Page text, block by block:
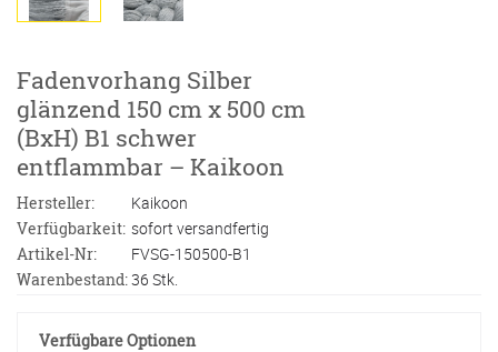
Fadenvorhang Silber
glänzend 150 cm x 500 cm
(BxH) B1 schwer
entflammbar – Kaikoon
Hersteller:
Kaikoon
Verfügbarkeit: sofort versandfertig
Artikel-Nr:
FVSG-150500-B1
Warenbestand:36 Stk.
Verfügbare Optionen